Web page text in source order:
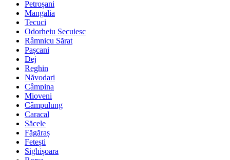
Petroșani
Mangalia
Tecuci
Odorheiu Secuiesc
Râmnicu Sărat
Pașcani
Dej
Reghin
Năvodari
Câmpina
Mioveni
Câmpulung
Caracal
Săcele
Făgăraș
Fetești
Sighișoara